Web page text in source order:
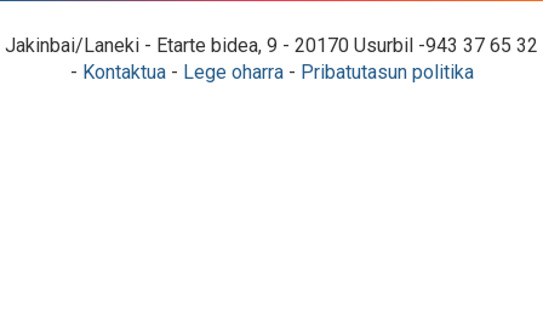
Jakinbai/Laneki - Etarte bidea, 9 - 20170 Usurbil -943 37 65 32
- Kontaktua- Lege oharra- Pribatutasun politika